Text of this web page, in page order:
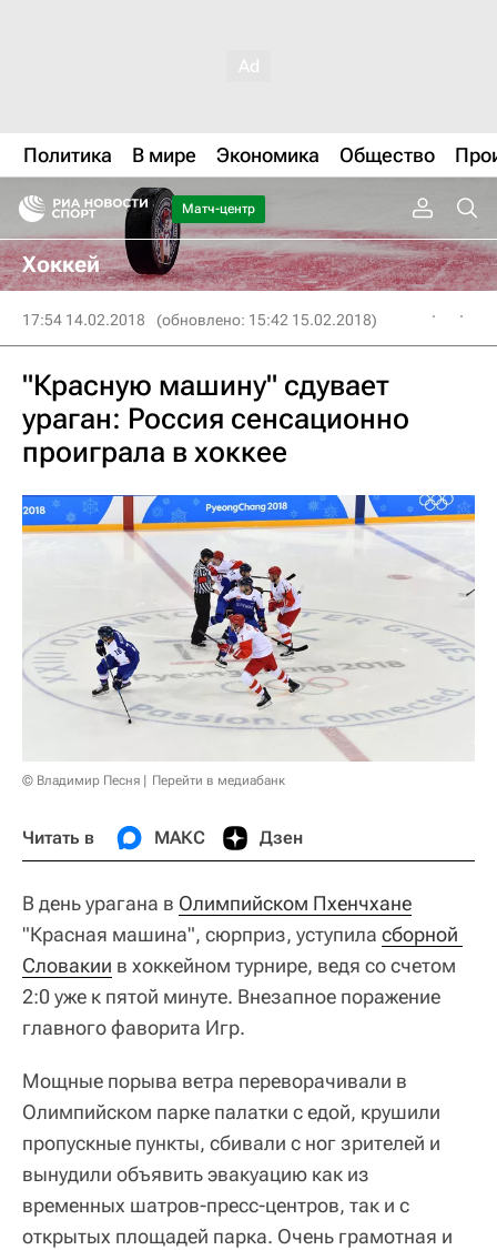
Политика В мире Экономика Общество
Матч-центр
Хоккей
17:54 14.02.2018 (обновлено: 15:42 15.02.2018)
"Красную машину" сдувает
ураган: Россия сенсационно
проиграла в хоккее
© Владимир Песня Перейти в медиабанк
Читать в МАКС Дзен
В день урагана в Олимпийском Пхенчхане
"Красная машина", сюрприз, уступила сборной
Словакии в хоккейном турнире, ведя со счетом
2:0 уже к пятой минуте. Внезапное поражение
главного фаворита Игр.
Мощные порыва ветра переворачивали в
Олимпийском парке палатки с едой, крушили
пропускные пункты, сбивали с ног зрителей и
вынудили объявить эвакуацию как из
временных шатров-пресс-центров, так и с
открытых площадей парка. Очень грамотная и